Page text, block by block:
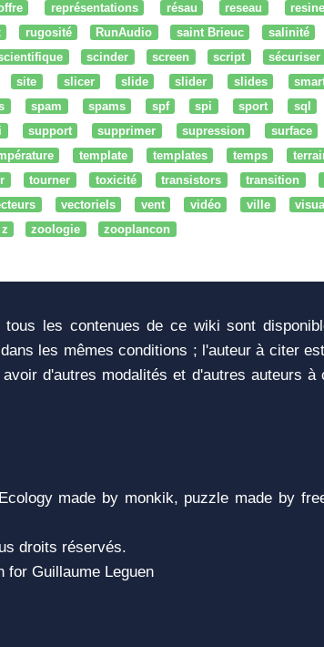
représentations résau reseau resine
rugosité RunAudio saint Brieuc salinité
scinder screen script sécuriser
site slicer slide slider slides
spam spams spf spi sport sql
support supprimer supression surface
template templates temps
tourner toxicité transistors transition
vectoriels vent vidéo ville
z zoologie zooplancon
tous les contenues de ce wiki sont
les mêmes conditions ; l'auteur à citer
d'autres modalités et d'autres auteurs
made by monkik, puzzle made by
droits réservés.
for Guillaume Leguen